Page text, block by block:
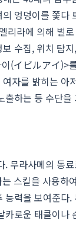
엉덩이를 쫓다
리라에 의해 벌
수집, 위치 탐
(イビルアイ)>
자를 밝히는 아
출하는 등 수단
. 무라사메의 동
스킬을 사용하
능력을 보여준다
카로운 태클이나